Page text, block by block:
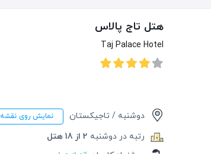
هتل تاج پالاس
Taj Palace Hotel
دوشنبه / تاجیکستان نمایش روی نقشه
رتبه در دوشنبه 2 از 18 هتل